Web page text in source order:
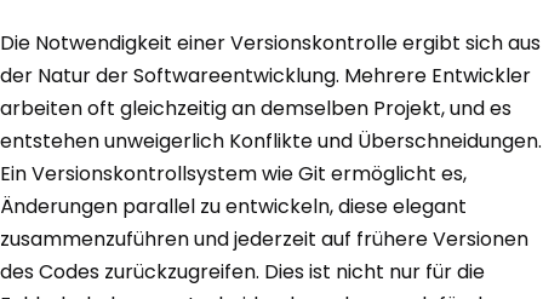
Die Notwendigkeit einer Versionskontrolle ergibt sich aus
der Natur der Softwareentwicklung. Mehrere Entwickler
arbeiten oft gleichzeitig an demselben Projekt, und es
entstehen unweigerlich Konflikte und Überschneidungen.
Ein Versionskontrollsystem wie Git ermöglicht es,
Änderungen parallel zu entwickeln, diese elegant
zusammenzuführen und jederzeit auf frühere Versionen
des Codes zurückzugreifen. Dies ist nicht nur für die